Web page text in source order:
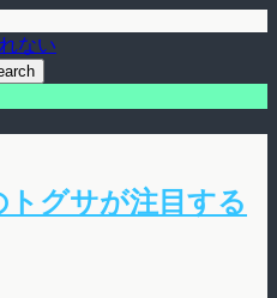
ない
グサが注目する